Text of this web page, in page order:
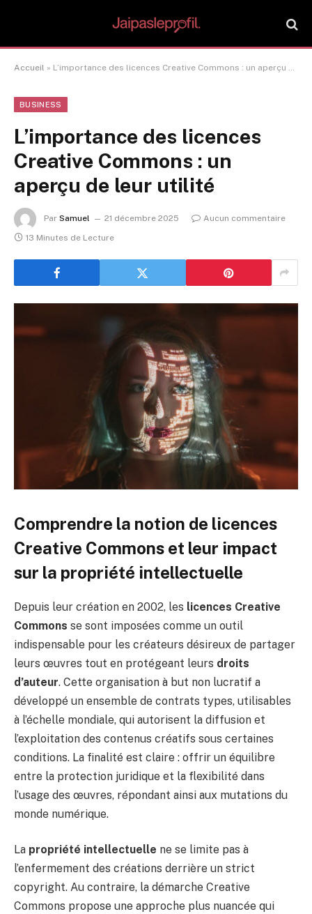
Accueil » L’importance des licences Creative Commons : un aperçu de leur utilité
BUSINESS
L’importance des licences
Creative Commons : un
aperçu de leur utilité
Par Samuel 21 décembre 2025
Aucun commentaire
13 Minutes de Lecture
Comprendre la notion de licences
Creative Commons et leur impact
sur la propriété intellectuelle
Depuis leur création en 2002, les licences Creative
Commons se sont imposées comme un outil
indispensable pour les créateurs désireux de partager
leurs œuvres tout en protégeant leurs droits
d’auteur. Cette organisation à but non lucratif a
développé un ensemble de contrats types, utilisables
à l’échelle mondiale, qui autorisent la diffusion et
l’exploitation des contenus créatifs sous certaines
conditions. La finalité est claire : offrir un équilibre
entre la protection juridique et la flexibilité dans
l’usage des œuvres, répondant ainsi aux mutations du
monde numérique.
La propriété intellectuelle ne se limite pas à
l’enfermement des créations derrière un strict
copyright. Au contraire, la démarche Creative
Commons propose une approche plus nuancée qui